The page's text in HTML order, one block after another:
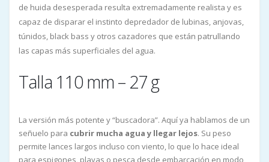
de huida desesperada resulta extremadamente realista y es
capaz de disparar el instinto depredador de lubinas, anjovas,
túnidos, black bass y otros cazadores que están patrullando
las capas más superficiales del agua.
Talla 110 mm – 27 g
La versión más potente y “buscadora”. Aquí ya hablamos de un
señuelo para cubrir mucha agua y llegar lejos. Su peso
permite lances largos incluso con viento, lo que lo hace ideal